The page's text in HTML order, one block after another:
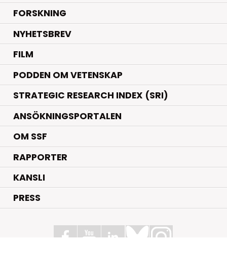
FORSKNING.
NYHETSBREV
FILM
PODDEN OM VETENSKAP
STRATEGIC RESEARCH INDEX (SRI)
ANSÖKNINGSPORTALEN
OM SSF
RAPPORTER
KANSLI
PRESS